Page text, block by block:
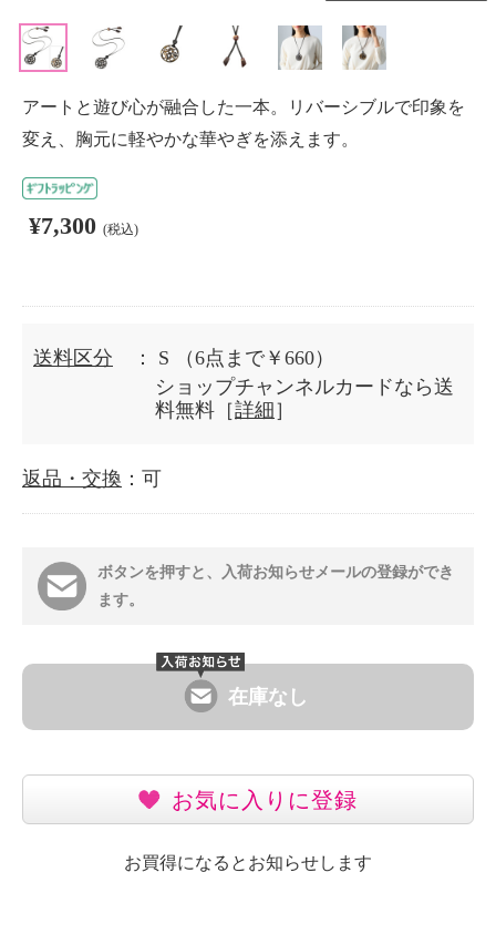
アートと遊び心が融合した一本。リバーシブルで印象を
変え、胸元に軽やかな華やぎを添えます。
¥7,300 (税込)
送料区分 ： S
（6点まで￥660）
ショップチャンネルカードなら送
料無料［詳細 ］
返品・交換 ：可
ボタンを押すと、入荷お知らせメールの登録ができ
ます。
在庫なし
お気に入りに登録
お買得になるとお知らせします